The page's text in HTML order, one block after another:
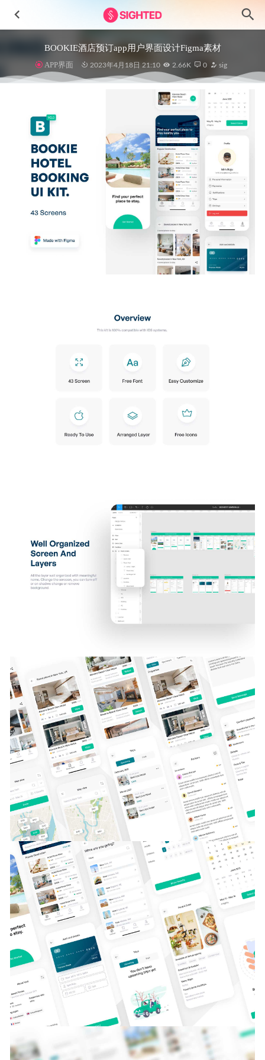
BOOKIE酒店预订app用户界面设计Figma素材
APP界面 2023年4月18日 21:10 2.66K 0 sig
成套金融支付app ui设计 .fig .xd .sketch素材 2022-04-04
区块链数据安全2.5d风格插画 .ai素材 2021-12-22
家具电商app ui设计 .fig素材 2021-08-08
FEEDLY短视频app ui设计 .fig素材
金融投资移动应用程序UI套件
2023-08-12